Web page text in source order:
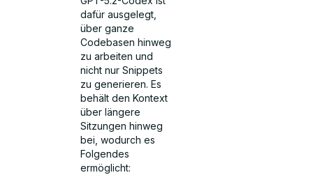
dafür ausgelegt,
über ganze
Codebasen hinweg
zu arbeiten und
nicht nur Snippets
zu generieren. Es
behält den Kontext
über längere
Sitzungen hinweg
bei, wodurch es
Folgendes
ermöglicht: